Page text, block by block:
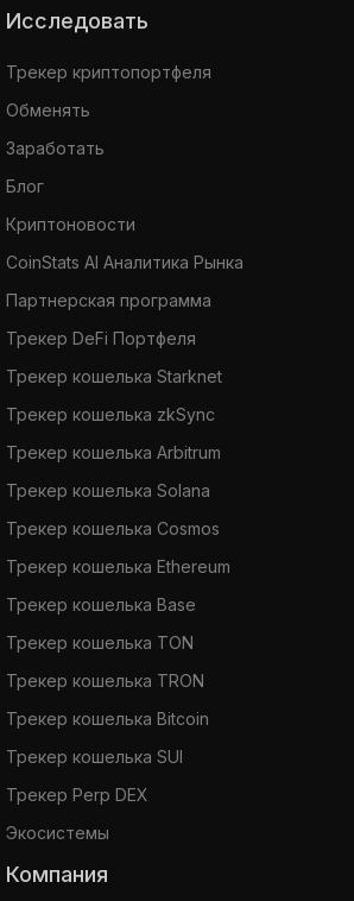
Исследовать
Трекер криптопортфеля
Обменять
Заработать
Блог
Криптоновости
CoinStats AI Аналитика Рынка
Партнерская программа
Трекер DeFi Портфеля
Трекер кошелька Starknet
Трекер кошелька zkSync
Трекер кошелька Arbitrum
Трекер кошелька Solana
Трекер кошелька Cosmos
Трекер кошелька Ethereum
Трекер кошелька Base
Трекер кошелька TON
Трекер кошелька TRON
Трекер кошелька Bitcoin
Трекер кошелька SUI
Трекер Perp DEX
Экосистемы
Компания